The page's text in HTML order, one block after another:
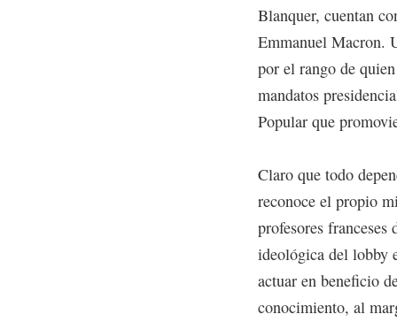
Blanquer, cuentan
Emmanuel Macron.
por el rango de
mandatos
Popular que
Claro que todo
reconoce el propio
profesores
ideológica del lobby
actuar en beneficio
conocimiento, al